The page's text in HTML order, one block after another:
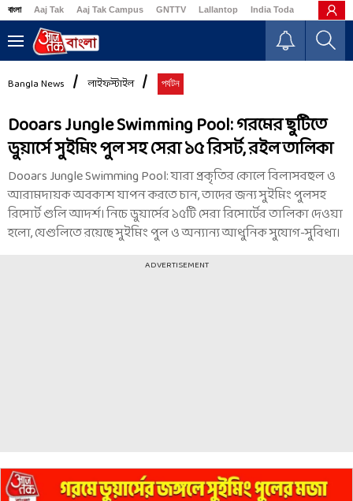
বাংলা Aaj Tak Aaj Tak Campus GNTTV Lallantop India Today Business
Bangla News লাইফস্টাইল পর্যটন
Dooars Jungle Swimming Pool: গরমের ছুটিতে
ডুয়ার্সে সুইমিং পুল সহ সেরা ১৫ রিসর্ট, রইল তালিকা
Dooars Jungle Swimming Pool: যারা প্রকৃতির কোলে বিলাসবহুল ও
আরামদায়ক অবকাশ যাপন করতে চান, তাদের জন্য সুইমিং পুলসহ
রিসোর্ট গুলি আদর্শ। নিচে ডুয়ার্সের ১৫টি সেরা রিসোর্টের তালিকা দেওয়া
হলো, যেগুলিতে রয়েছে সুইমিং পুল ও অন্যান্য আধুনিক সুযোগ-সুবিধা।
ADVERTISEMENT